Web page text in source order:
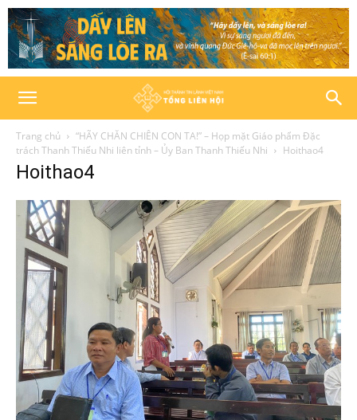
Trang chủ
“HÃY CHĂN CHIÊN CON TA!” – Họp mặt Giáo phẩm Đặc
trách Thanh Thiếu Nhi liên tỉnh – Ủy Ban Thanh Thiếu Nhi
Hoithao4
Hoithao4